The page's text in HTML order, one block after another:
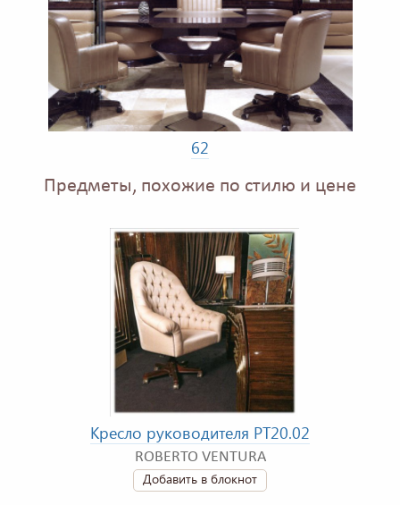
62
Предметы, похожие по стилю и цене
Кресло руководителя PT20.02
ROBERTO VENTURA
Добавить в блокнот